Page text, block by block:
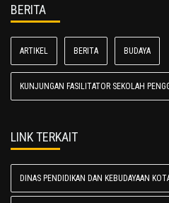
BERITA
ARTIKEL BERITA BUDAYA
KUNJUNGAN FASILITATOR SEKOLAH
LINK TERKAIT
DINAS PENDIDIKAN DAN KEBUDAYAAN